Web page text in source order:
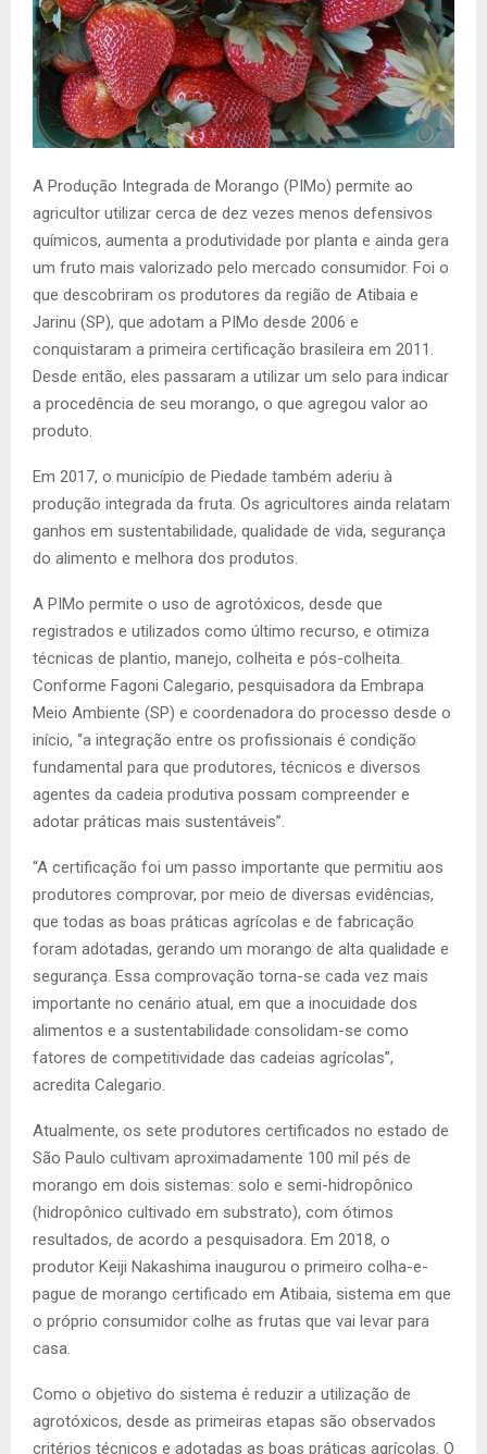
A Produção Integrada de Morango (PIMo) permite ao
agricultor utilizar cerca de dez vezes menos defensivos
químicos, aumenta a produtividade por planta e ainda gera
um fruto mais valorizado pelo mercado consumidor. Foi o
que descobriram os produtores da região de Atibaia e
Jarinu (SP), que adotam a PIMo desde 2006 e
conquistaram a primeira certificação brasileira em 2011.
Desde então, eles passaram a utilizar um selo para indicar
a procedência de seu morango, o que agregou valor ao
produto.
Em 2017, o município de Piedade também aderiu à
produção integrada da fruta. Os agricultores ainda relatam
ganhos em sustentabilidade, qualidade de vida, segurança
do alimento e melhora dos produtos.
A PIMo permite o uso de agrotóxicos, desde que
registrados e utilizados como último recurso, e otimiza
técnicas de plantio, manejo, colheita e pós-colheita.
Conforme Fagoni Calegario, pesquisadora da Embrapa
Meio Ambiente (SP) e coordenadora do processo desde o
início, “a integração entre os profissionais é condição
fundamental para que produtores, técnicos e diversos
agentes da cadeia produtiva possam compreender e
adotar práticas mais sustentáveis”.
“A certificação foi um passo importante que permitiu aos
produtores comprovar, por meio de diversas evidências,
que todas as boas práticas agrícolas e de fabricação
foram adotadas, gerando um morango de alta qualidade e
segurança. Essa comprovação torna-se cada vez mais
importante no cenário atual, em que a inocuidade dos
alimentos e a sustentabilidade consolidam-se como
fatores de competitividade das cadeias agrícolas”,
acredita Calegario.
Atualmente, os sete produtores certificados no estado de
São Paulo cultivam aproximadamente 100 mil pés de
morango em dois sistemas: solo e semi-hidropônico
(hidropônico cultivado em substrato), com ótimos
resultados, de acordo a pesquisadora. Em 2018, o
produtor Keiji Nakashima inaugurou o primeiro colha-e-
pague de morango certificado em Atibaia, sistema em que
o próprio consumidor colhe as frutas que vai levar para
casa.
Como o objetivo do sistema é reduzir a utilização de
agrotóxicos, desde as primeiras etapas são observados
critérios técnicos e adotadas as boas práticas agrícolas. O